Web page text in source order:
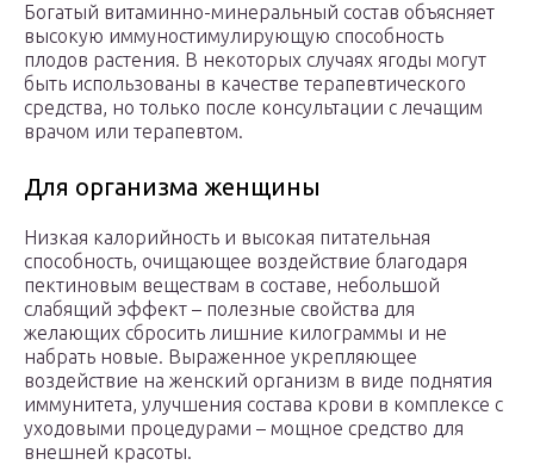
Богатый витаминно-минеральный состав объясняет
высокую иммуностимулирующую способность
плодов растения. В некоторых случаях ягоды могут
быть использованы в качестве терапевтического
средства, но только после консультации с лечащим
врачом или терапевтом.
Для организма женщины
Низкая калорийность и высокая питательная
способность, очищающее воздействие благодаря
пектиновым веществам в составе, небольшой
слабящий эффект – полезные свойства для
желающих сбросить лишние килограммы и не
набрать новые. Выраженное укрепляющее
воздействие на женский организм в виде поднятия
иммунитета, улучшения состава крови в комплексе с
уходовыми процедурами – мощное средство для
внешней красоты.